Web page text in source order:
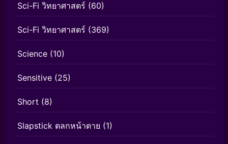
Sci-Fi วิทยาศาสตร์ (60)
Sci-Fi วิทยาศาสตร์ (369)
Science (10)
Sensitive (25)
Short (8)
Slapstick ตลกหน้าตาย (1)